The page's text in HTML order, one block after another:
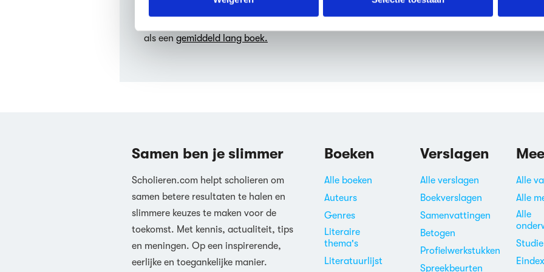
als een gemiddeld lang boek.
Samen ben je slimmer
Scholieren.com helpt scholieren om
samen betere resultaten te halen en
slimmere keuzes te maken voor de
toekomst. Met kennis, actualiteit, tips
en meningen. Op een inspirerende,
eerlijke en toegankelijke manier.
Boeken
Alle boeken
Auteurs
Genres
Literaire
thema's
Literatuurlijst
Verslagen
Alle verslagen
Boekverslagen
Samenvattingen
Betogen
Profielwerkstukken
Spreekbeurten
Alle
Alle
Alle